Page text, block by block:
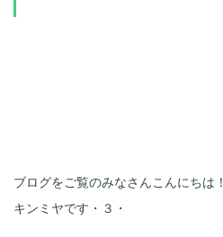
ブログをご覧のみなさんこんにちは！
キンミヤです・３・